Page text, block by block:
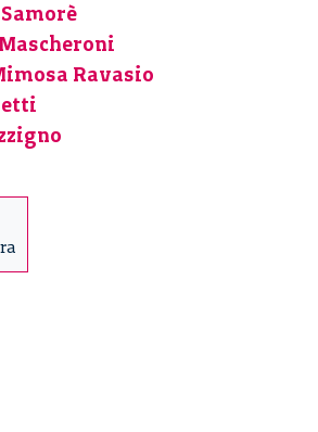
con
Giovanna
Mascheroni
Ravasio